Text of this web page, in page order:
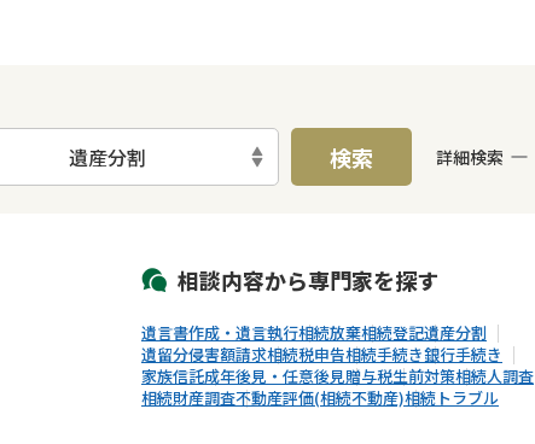
遺産分割 検索 詳細検索
相談内容から専門家を探す
遺言書作成・遺言執行相続放棄相続登記遺産分割
遺留分侵害額請求相続税申告相続手続き銀行手続き
家族信託成年後見・任意後見贈与税生前対策相続人調査
相続財産調査不動産評価(相続不動産)相続トラブル